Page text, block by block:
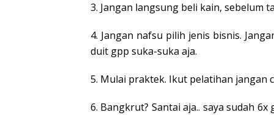
3. Jangan langsung beli kain, sebelum
4. Jangan nafsu pilih jenis bisnis.
duit gpp suka-suka aja.
5. Mulai praktek. Ikut pelatihan jangan
6. Bangkrut? Santai aja.. saya sudah